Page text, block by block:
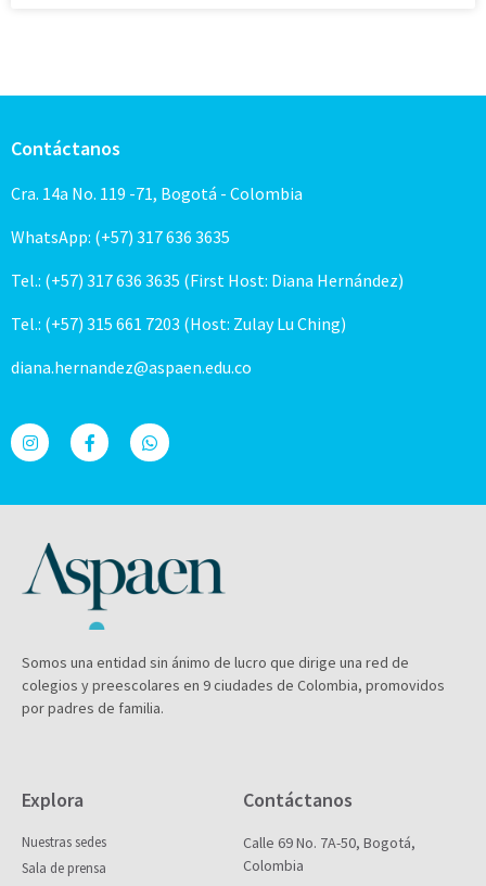
Contáctanos
Cra. 14a No. 119 -71, Bogotá - Colombia
WhatsApp: (+57) 317 636 3635
Tel.: (+57) 317 636 3635 (First Host: Diana Hernández)
Tel.: (+57) 315 661 7203 (Host: Zulay Lu Ching)
diana.hernandez@aspaen.edu.co
Somos una entidad sin ánimo de lucro que dirige una red de
colegios y preescolares en 9 ciudades de Colombia, promovidos
por padres de familia.
Explora
Nuestras sedes
Sala de prensa
Contáctanos
Calle 69 No. 7A-50, Bogotá,
Colombia